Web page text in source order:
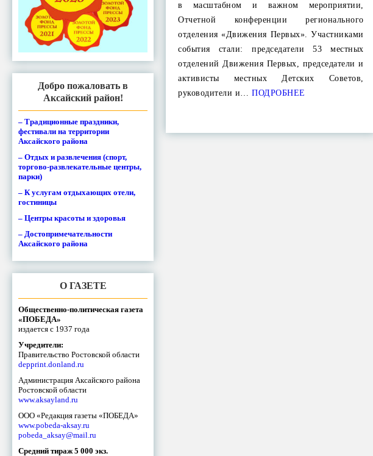
Добро пожаловать в
Аксайский район!
– Традиционные праздники,
фестивали на территории
Аксайского района
– Отдых и развлечения (спорт,
торгово-развлекательные центры,
парки)
– К услугам отдыхающих отели,
гостиницы
– Центры красоты и здоровья
– Достопримечательности
Аксайского района
О ГАЗЕТЕ
Общественно-политическая газета
«ПОБЕДА»
издается с 1937 года
Учредители:
Правительство Ростовской области
depprint.donland.ru
Администрация Аксайского района
Ростовской области
www.aksayland.ru
ООО «Редакция газеты «ПОБЕДА»
www.pobeda-aksay.ru
pobeda_aksay@mail.ru
Средний тираж 5 000 экз.
в масштабном и важном мероприятии,
Отчетной конференции регионального
отделения «Движения Первых». Участниками
события стали: председатели 53 местных
отделений Движения Первых, председатели и
активисты местных Детских Советов,
руководители и… ПОДРОБНЕЕ